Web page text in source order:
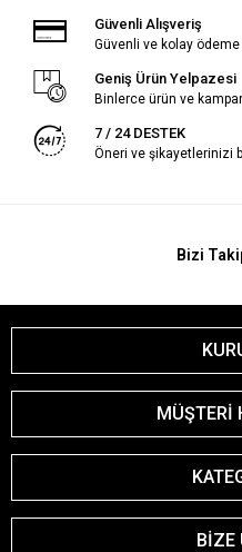
Güvenli Alışveriş
Güvenli ve kolay
Geniş Ürün Yelpazesi
Binlerce ürün ve
7 / 24 DESTEK
Öneri ve şikayetlerinizi
Bizi
MÜŞTERİ
BİZE